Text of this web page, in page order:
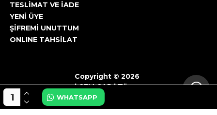
WHATSAPP
TESLİMAT VE İADE
YENİ ÜYE
ŞİFREMİ UNUTTUM
ONLINE TAHSİLAT
Copyright © 2026
| CEM CAR | Tüm
Hakları Saklıdır.